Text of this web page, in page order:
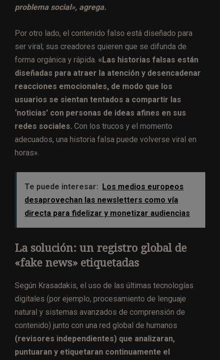
problema social», agrega.
Por otro lado, el contenido falso está diseñado para
ser viral; sus creadores quieren que se difunda de
forma orgánica y rápida. «Las historias falsas están
diseñadas para atraer la atención y desencadenar
reacciones emocionales, de modo que los
usuarios se sientan tentados a compartir las
‘noticias’ con personas de ideas afines en sus
redes sociales. Con los trucos y el momento
adecuados, una historia falsa puede volverse viral en
horas».
Te puede interesar: Los medios europeos
desaprovechan las newsletters como vía
directa para fidelizar y monetizar audiencias
La solución: un registro global de
«fake news» etiquetadas
Según Krasadakis, el uso de las últimas tecnologías
digitales (por ejemplo, procesamiento de lenguaje
natural y sistemas avanzados de comprensión de
contenido) junto con una red global de humanos
(revisores independientes) que analizaran,
puntuaran y etiquetaran continuamente el